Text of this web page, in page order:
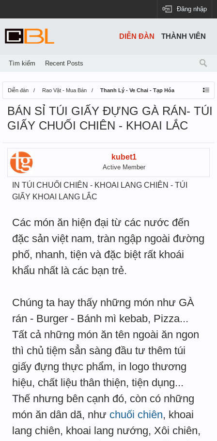
Đăng nhập
Diễn đàn Rao Vặt - Mua Bán Thanh Lý - Ve Chai - Tạp Hóa
BÁN SỈ TÚI GIẤY ĐỰNG GÀ RÁN- TÚI
GIẤY CHUỐI CHIÊN - KHOAI LẮC
kubet1
Active Member
IN TÚI CHUỐI CHIÊN - KHOAI LANG CHIÊN - TÚI
GIẤY KHOAI LANG LẮC
Các món ăn hiện đại từ các nước đến
đặc sản việt nam, tràn ngập ngoài đường
phố, nhanh, tiện và đặc biệt rất khoái
khẩu nhất là các bạn trẻ.
Chúng ta hay thấy những món như GÀ
rán - Burger - Bánh mì kebab, Pizza...
Tất cả những món ăn tên ngoài ăn ngon
thì chủ tiệm sẳn sàng đầu tư thêm túi
giấy đựng thực phẩm, in logo thương
hiệu, chất liệu thân thiện, tiện dụng...
Thế nhưng bên cạnh đó, còn có những
món ăn dân dã, như chuối chiên, khoai
lang chiên, khoai lang nướng, Xôi chiên,
DIỄN ĐÀN
Tìm kiếm Recent Posts
THÀNH VIÊN